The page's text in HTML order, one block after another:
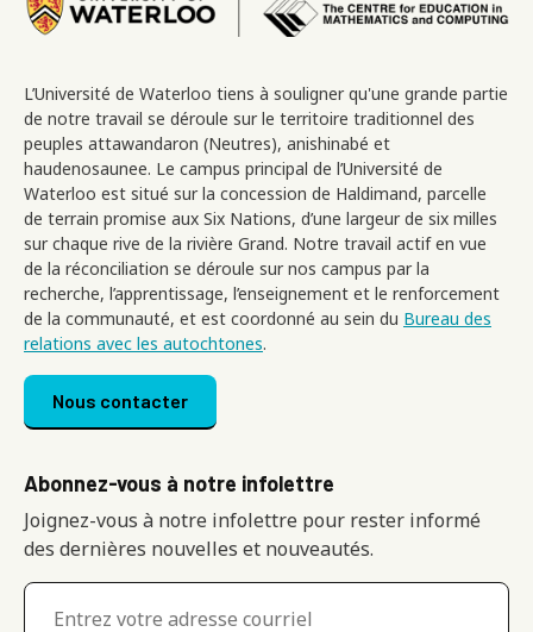
L’Université de Waterloo tiens à souligner qu'une grande partie
de notre travail se déroule sur le territoire traditionnel des
peuples attawandaron (Neutres), anishinabé et
haudenosaunee. Le campus principal de l’Université de
Waterloo est situé sur la concession de Haldimand, parcelle
de terrain promise aux Six Nations, d’une largeur de six milles
sur chaque rive de la rivière Grand. Notre travail actif en vue
de la réconciliation se déroule sur nos campus par la
recherche, l’apprentissage, l’enseignement et le renforcement
de la communauté, et est coordonné au sein du Bureau des
relations avec les autochtones.
Footer menu
Nous contacter
Abonnez-vous à notre infolettre
Joignez-vous à notre infolettre pour rester informé
des dernières nouvelles et nouveautés.